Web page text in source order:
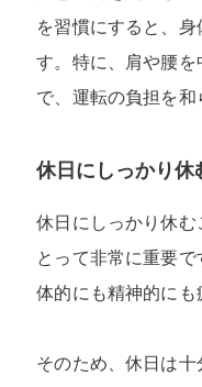
を習慣にすると、
す。特に、肩や腰を
で、運転の負担を和
休日にしっかり休
休日にしっかり休
とって非常に重要
体的にも精神的にも
そのため、休日は